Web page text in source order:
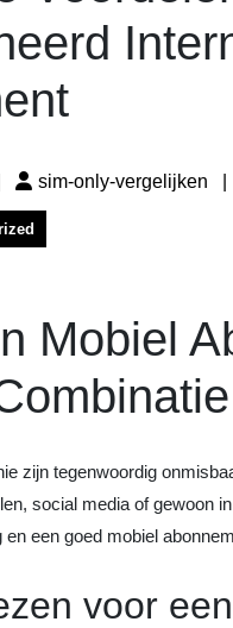
sim-only-vergelijken
Mobiel
zijn tegenwoordig
social media of gewoon
een goed mobiel
voor